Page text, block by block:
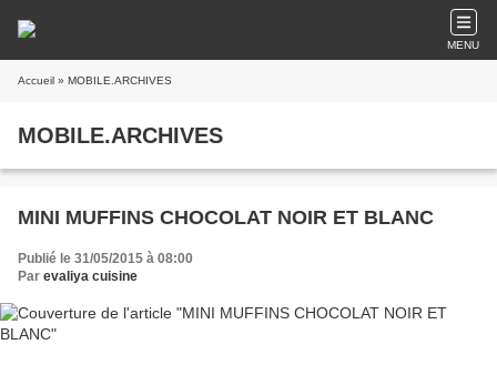
MENU
Accueil » MOBILE.ARCHIVES
MOBILE.ARCHIVES
MINI MUFFINS CHOCOLAT NOIR ET BLANC
Publié le 31/05/2015 à 08:00
Par evaliya cuisine